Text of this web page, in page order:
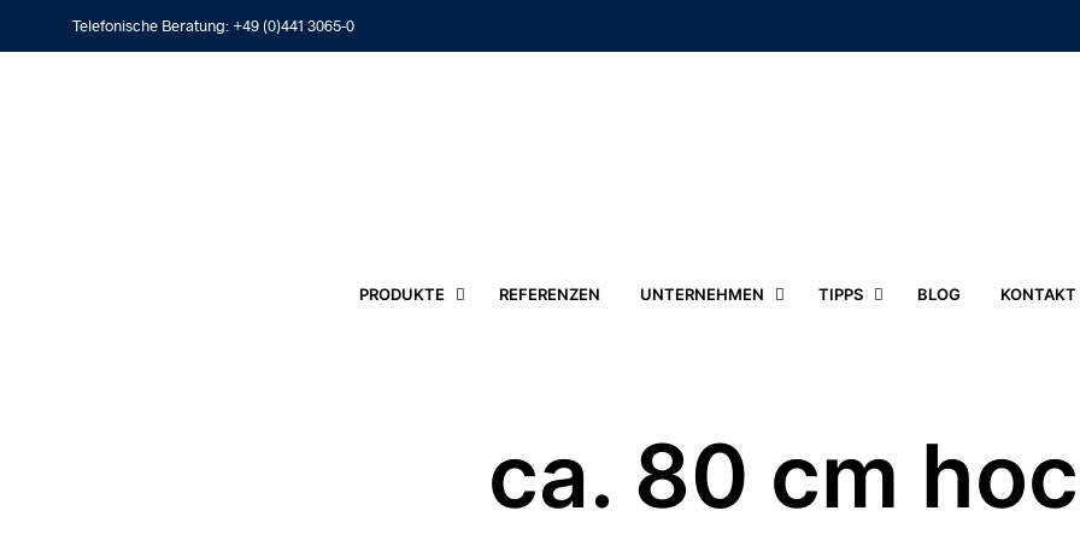
Telefonische Beratung: +49 (0)441 3065-0
PRODUKTE REFERENZEN UNTERNEHMEN TIPPS BLOG KONTAKT
ca. 80 cm